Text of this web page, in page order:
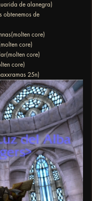
de alanegra)
obtenemos de
core)
core)
core)
core)
25n)